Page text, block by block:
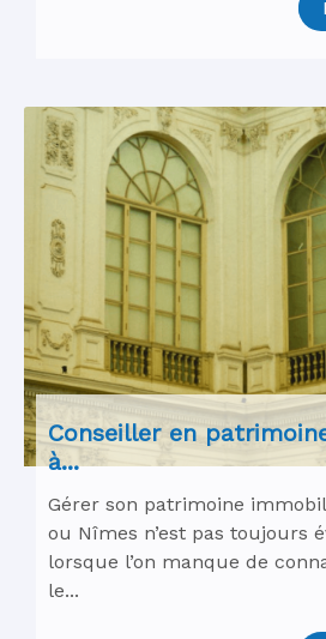
Conseiller en
à...
Gérer son patrimoine
ou Nîmes n’est pas toujours
lorsque l’on manque de
le...